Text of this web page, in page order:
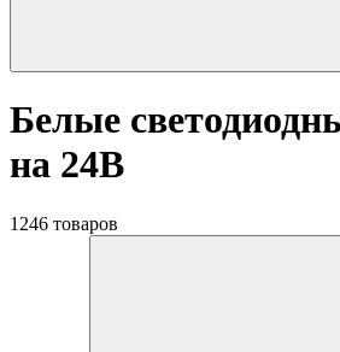
Белые
на 24В
1246 товаров